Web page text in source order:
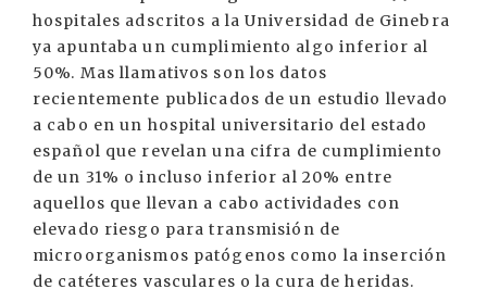
hospitales adscritos a la Universidad de Ginebra
ya apuntaba un cumplimiento algo inferior al
50%. Mas llamativos son los datos
recientemente publicados de un estudio llevado
a cabo en un hospital universitario del estado
español que revelan una cifra de cumplimiento
de un 31% o incluso inferior al 20% entre
aquellos que llevan a cabo actividades con
elevado riesgo para transmisión de
microorganismos patógenos como la inserción
de catéteres vasculares o la cura de heridas.